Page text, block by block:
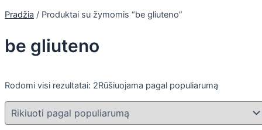
Pradžia / Produktai su žymomis “be gliuteno”
be gliuteno
Rodomi visi rezultatai: 2Rūšiuojama pagal populiarumą